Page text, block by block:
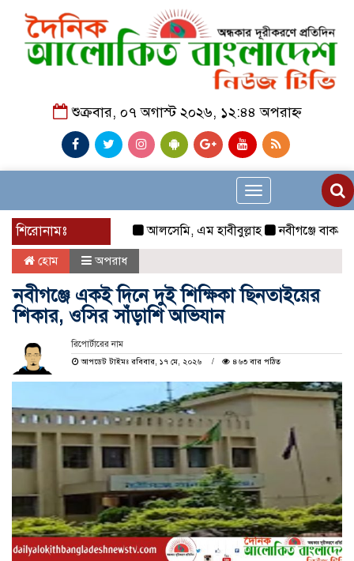
শুক্রবার, ০৭ অগাস্ট ২০২৬, ১২:৪৪ অপরাহ্ন
Toggle
navigation
শিরোনামঃ আলসেমি, এম হাবীবুল্লাহ নবীগঞ্জে বাকপ্রতিবন্ধী
হোম অপরাধ
নবীগঞ্জে একই দিনে দুই শিক্ষিকা ছিনতাইয়ের
শিকার, ওসির সাঁড়াশি অভিযান
রিপোর্টারের নাম
আপডেট টাইমঃ রবিবার, ১৭ মে, ২০২৬
৪৬৩ বার পঠিত